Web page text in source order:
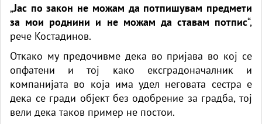
„Јас по закон не можам да потпишувам предмети
за мои роднини и не можам да ставам потпис“,
рече Костадинов.
Откако му предочивме дека во пријава во кој се
опфатени и тој како ексградоначалник и
компанијата во која има удел неговата сестра е
дека се гради објект без одобрение за градба, тој
вели дека таков пример не постои.